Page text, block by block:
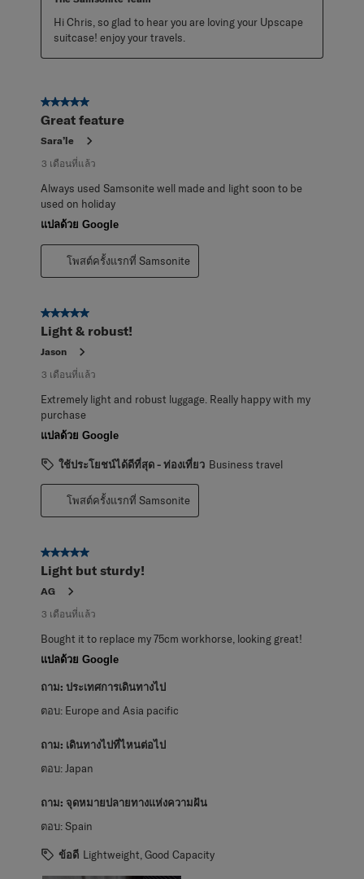
Hi Chris, so glad to hear you are loving your Upscape
suitcase! enjoy your travels.
5 จาก 5 ดาว
Great feature
Sara’le
3 เดือนที่แล้ว
Always used Samsonite well made and light soon to be
used on holiday
แปลด้วย Google
โพสต์ครั้งแรกที่ Samsonite
5 จาก 5 ดาว
Light & robust!
Jason
3 เดือนที่แล้ว
Extremely light and robust luggage. Really happy with my
purchase
แปลด้วย Google
ใช้ประโยชน์ได้ดีที่สุด - ท่องเที่ยว Business travel
โพสต์ครั้งแรกที่ Samsonite
5 จาก 5 ดาว
Light but sturdy!
AG
3 เดือนที่แล้ว
Bought it to replace my 75cm workhorse, looking great!
แปลด้วย Google
ถาม: ประเทศการเดินทางไป
ตอบ: Europe and Asia pacific
ถาม: เดินทางไปที่ไหนต่อไป
ตอบ: Japan
ถาม: จุดหมายปลายทางแห่งความฝัน
ตอบ:Spain
ข้อดี Lightweight, Good Capacity